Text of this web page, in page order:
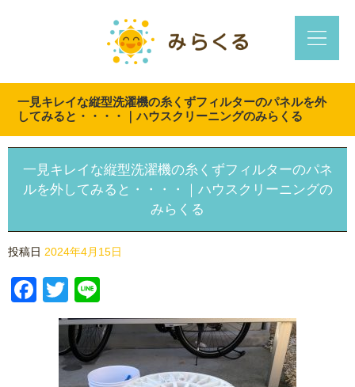
一見キレイな縦型洗濯機の糸くずフィルターのパネルを外
してみると・・・・｜ハウスクリーニングのみらくる
一見キレイな縦型洗濯機の糸くずフィルターのパネ
ルを外してみると・・・・｜ハウスクリーニングの
みらくる
投稿日 2024年4月15日
Facebook
Twitter